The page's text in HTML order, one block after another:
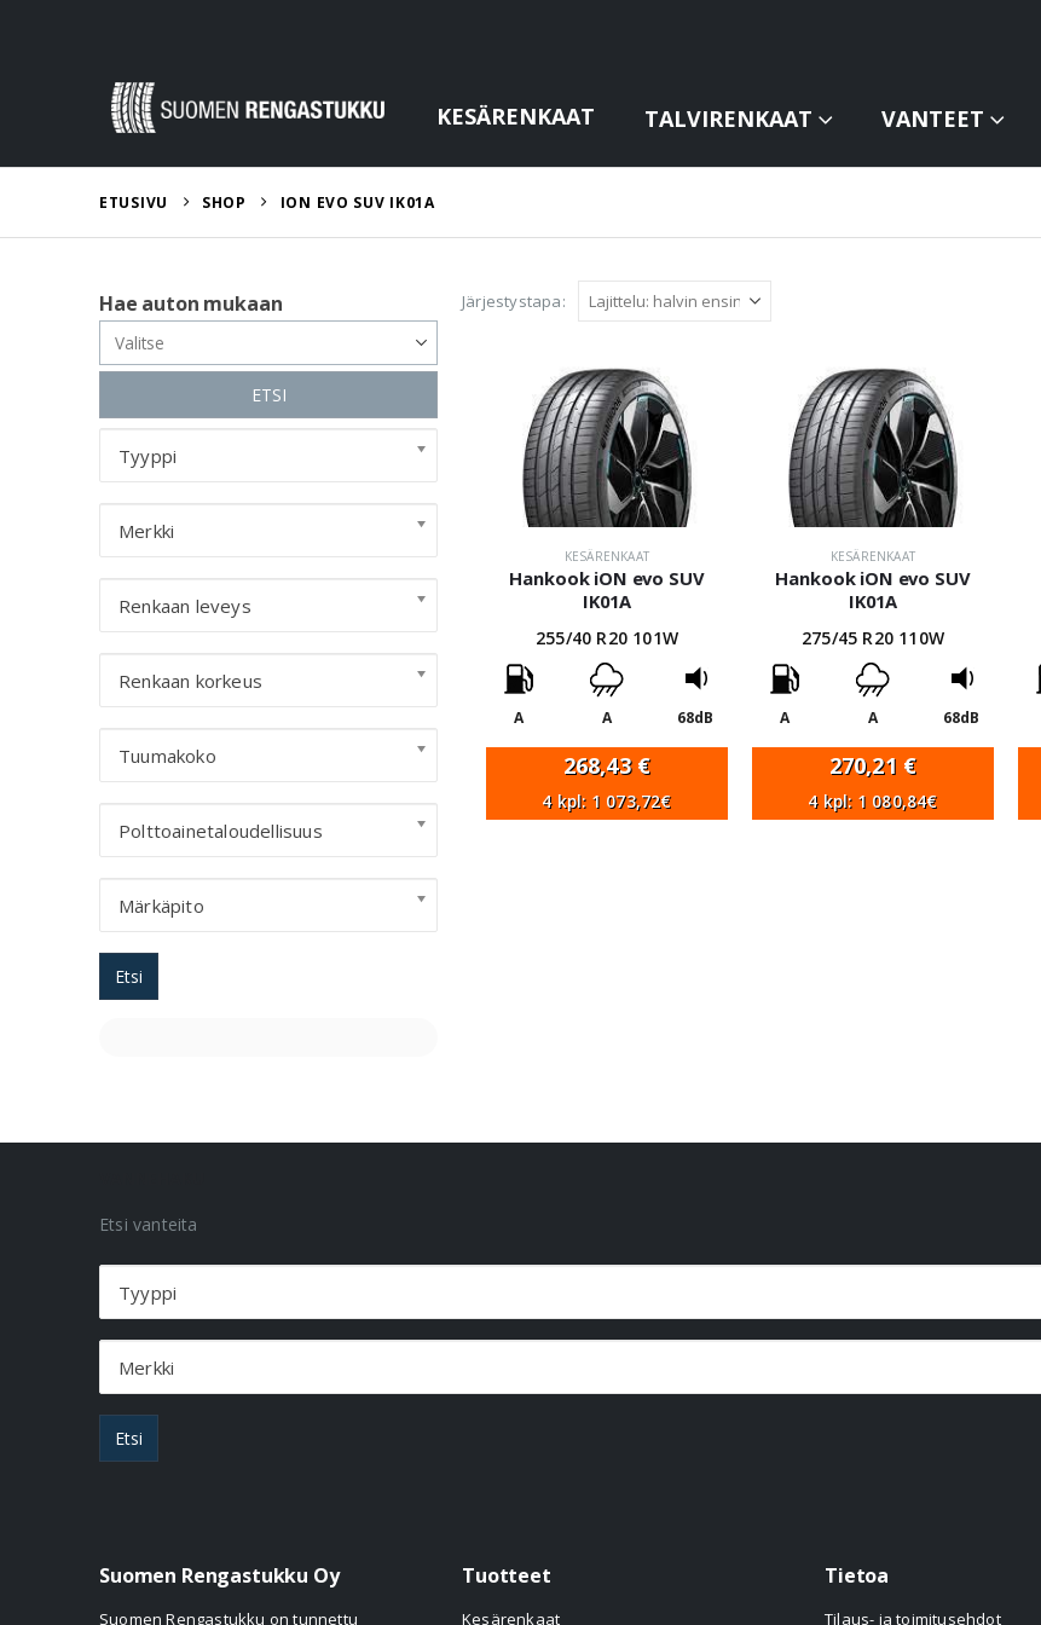
KESÄRENKAAT TALVIRENKAAT VANTEET
ETUSIVU SHOP ION EVO SUV IK01A
Järjestystapa:
KESÄRENKAAT
Hankook iON evo SUV
IK01A
255/40 R20 101W
A A 68dB
268,43 €
4 kpl: 1 073,72€
KESÄRENKAAT
Hankook iON evo SUV
IK01A
275/45 R20 110W
A A 68dB
270,21 €
4 kpl: 1 080,84€
Hae auton mukaan
ETSI
Tyyppi
Merkki
Renkaan leveys
Renkaan korkeus
Tuumakoko
Polttoainetaloudellisuus
Märkäpito
Etsi
Etsi vanteita
Tyyppi
Merkki
Etsi
Suomen Rengastukku Oy
Suomen Rengastukku on tunnettu
Tuotteet
Kesärenkaat
Tietoa
Tilaus- ja toimitusehdot